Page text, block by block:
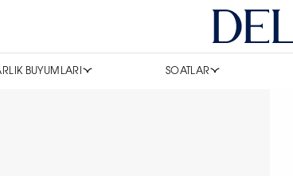
BUYUMLARI SOATLAR